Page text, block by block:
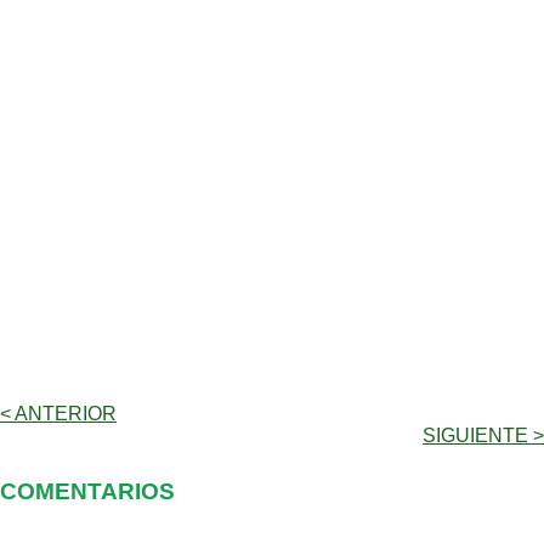
< ANTERIOR
SIGUIENTE >
COMENTARIOS